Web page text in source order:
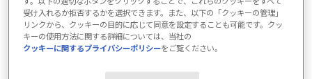
サービスを可能にします」と、サンドビ
ックの社長兼CEOであるステファン・ウ
受け入れるか拒否するかを選択できます。また、以下の「クッキーの管理」
リンクから、クッキーの目的に応じて同意を設定することも可能です。クッ
キーの使用方法に関する詳細については、当社の
クッキーに関するプライバシーポリシーをご覧ください。